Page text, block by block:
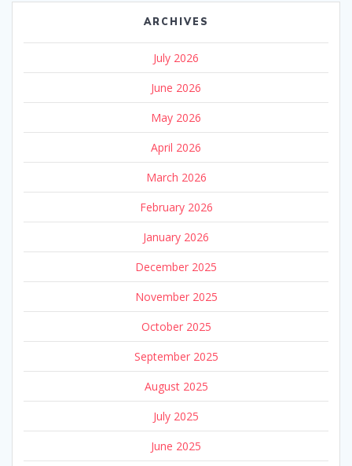
ARCHIVES
July 2026
June 2026
May 2026
April 2026
March 2026
February 2026
January 2026
December 2025
November 2025
October 2025
September 2025
August 2025
July 2025
June 2025